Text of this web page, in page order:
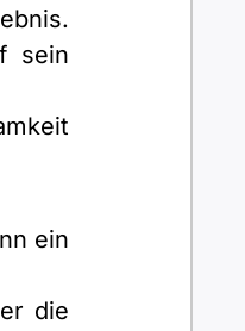
sein
ein
die